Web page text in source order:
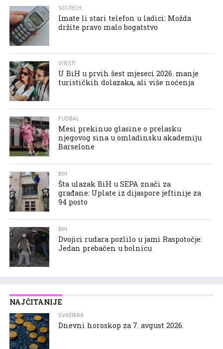
SCI-TECH
Imate li stari telefon u ladici: Možda
držite pravo malo bogatstvo
VIJESTI
U BiH u prvih šest mjeseci 2026. manje
turističkih dolazaka, ali više noćenja
FUDBAL
Mesi prekinuo glasine o prelasku
njegovog sina u omladinsku akademiju
Barselone
BIH
Šta ulazak BiH u SEPA znači za
građane: Uplate iz dijaspore jeftinije za
94 posto
BIH
Dvojici rudara pozlilo u jami Raspotočje:
Jedan prebačen u bolnicu
NAJČITANIJE
SVAŠTARA
Dnevni horoskop za 7. avgust 2026.